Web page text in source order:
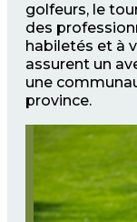
golfeurs, le
des
habiletés et à
assurent un
une
province.